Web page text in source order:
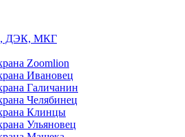
ДЭК, МКГ
Zoomlion
Ивановец
Галичанин
Челябинец
Клинцы
Ульяновец